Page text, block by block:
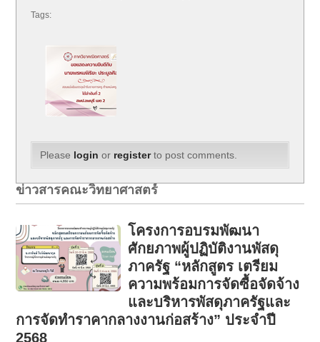
Tags:
Please login or registerto post comments.
ข่าวสารคณะวิทยาศาสตร์
โครงการอบรมพัฒนา
ศักยภาพผู้ปฏิบัติงานพัสดุ
ภาครัฐ “หลักสูตร เตรียม
ความพร้อมการจัดซื้อจัดจ้าง
และบริหารพัสดุภาครัฐและ
การจัดทำราคากลางงานก่อสร้าง” ประจำปี
2568